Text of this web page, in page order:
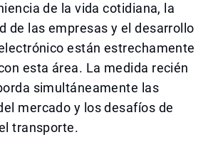
de la vida cotidiana, la
de las empresas y el desarrollo
están estrechamente
esta área. La medida recién
simultáneamente las
mercado y los desafíos de
transporte.